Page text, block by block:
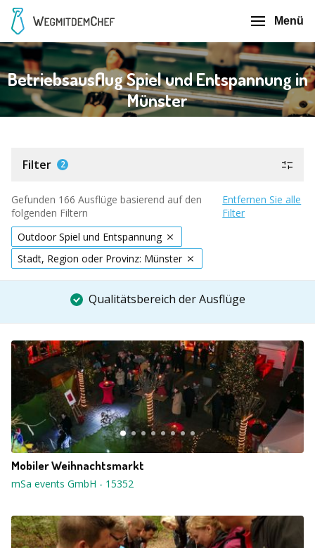
Menü
Betriebsausflug Spiel und Entspannung in
Münster
Filter 2
Gefunden 166 Ausflüge basierend auf den
folgenden Filtern
Entfernen Sie alle
Filter
Outdoor Spiel und Entspannung
Stadt, Region oder Provinz: Münster
Qualitätsbereich der Ausflüge
Mobiler Weihnachtsmarkt
mSa events GmbH - 15352